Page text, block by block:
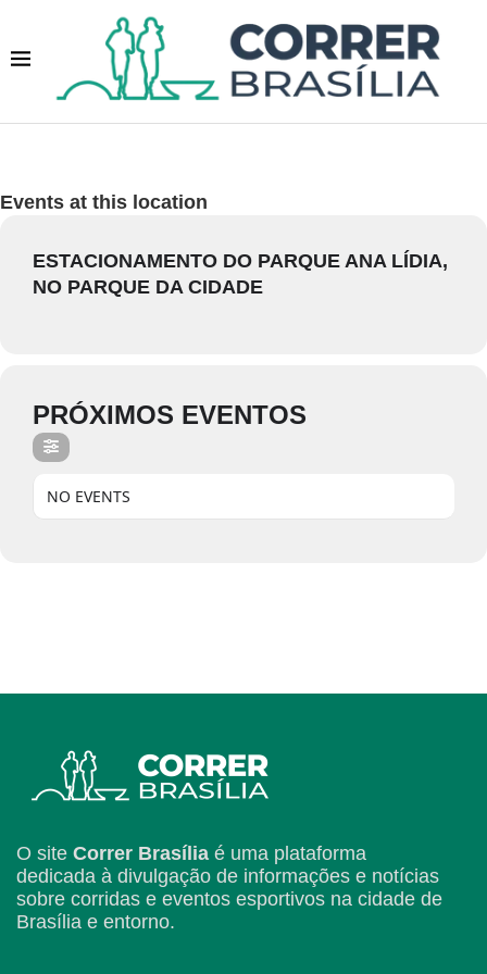
Events at this location
ESTACIONAMENTO DO PARQUE ANA LÍDIA,
NO PARQUE DA CIDADE
PRÓXIMOS EVENTOS
NO EVENTS
O site Correr Brasília é uma plataforma
dedicada à divulgação de informações e notícias
sobre corridas e eventos esportivos na cidade de
Brasília e entorno.